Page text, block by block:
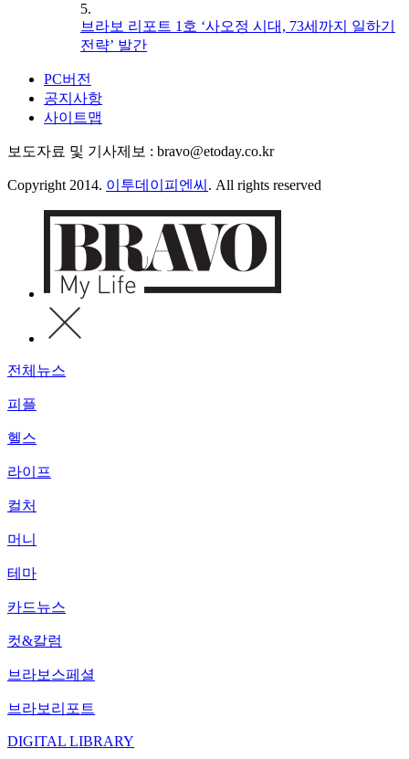
5.
브라보 리포트 1호 ‘사오정 시대, 73세까지 일하기
전략’ 발간
PC버전
공지사항
사이트맵
보도자료 및 기사제보 : bravo@etoday.co.kr
Copyright 2014. 이투데이피엔씨 . All rights reserved
전체뉴스
피플
헬스
라이프
컬처
머니
테마
카드뉴스
컷&칼럼
브라보스페셜
브라보리포트
DIGITAL LIBRARY